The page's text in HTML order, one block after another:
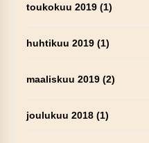
toukokuu 2019(1)
huhtikuu 2019(1)
maaliskuu 2019(2)
joulukuu 2018(1)